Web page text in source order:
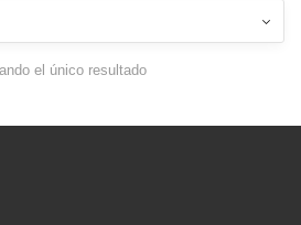
el único resultado